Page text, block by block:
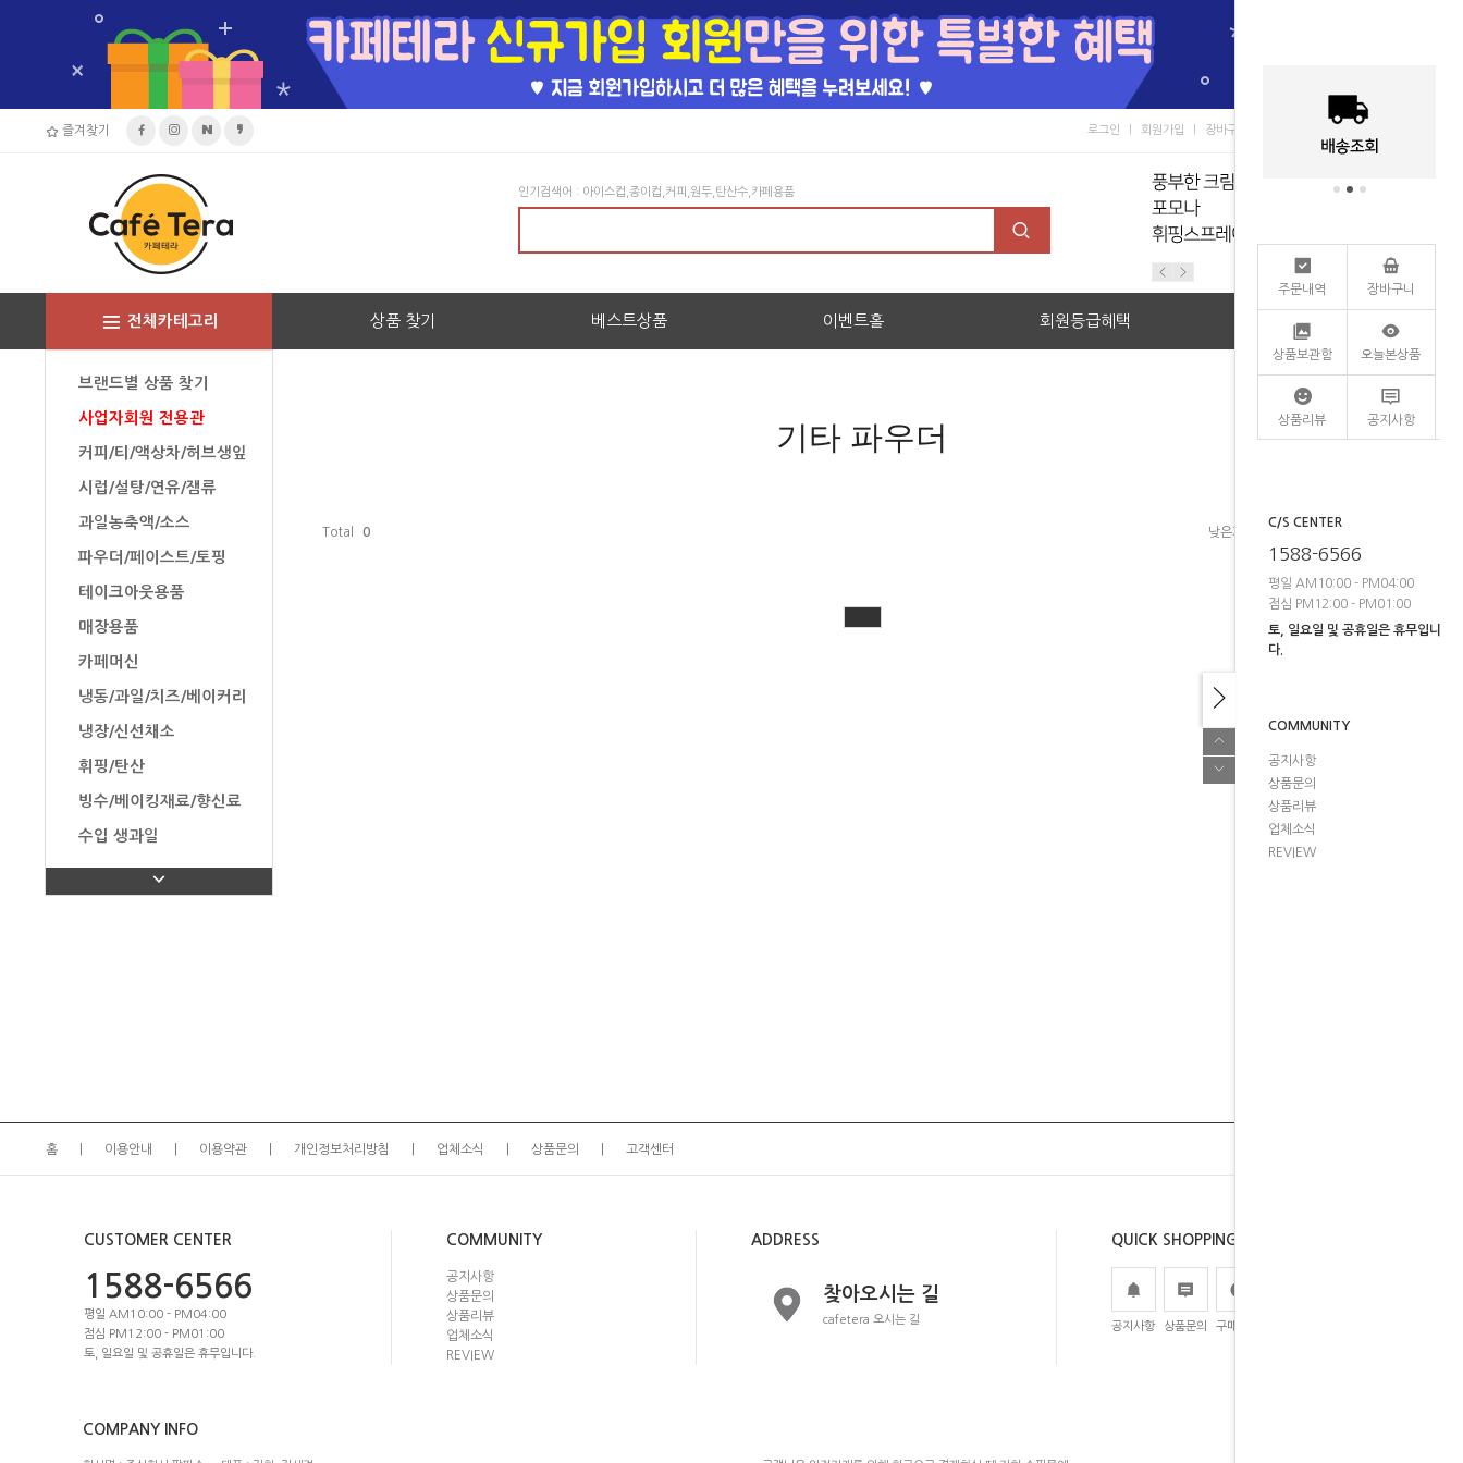
즐겨찾기 로그인 회원가입 장바구니
인기검색어 : 아이스컵,종이컵,커피,원두,탄산수,카페용품
상품 찾기 베스트상품 이벤트홀 회원등급혜택
전체카테고리
브랜드별 상품 찾기
사업자회원 전용관
커피/티/액상차/허브생잎
시럽/설탕/연유/잼류
과일농축액/소스
파우더/페이스트/토핑
테이크아웃용품
매장용품
카페머신
냉동/과일/치즈/베이커리
냉장/신선채소
휘핑/탄산
빙수/베이킹재료/향신료
수입 생과일
탄산수/음료/유제품/과자
기타 파우더
Total 0 낮은가격 높은가격
홈 이용안내 이용약관 개인정보처리방침 업체소식 상품문의 고객센터
CUSTOMER CENTER
1588-6566
평일 AM10:00 - PM04:00
점심 PM12:00 - PM01:00
토, 일요일 및 공휴일은 휴무입니다.
COMMUNITY
공지사항
상품문의
상품리뷰
업체소식
REVIEW
ADDRESS
찾아오시는 길
cafetera 오시는 길
QUICK SHOPPING
공지사항 상품문의 구매후기
COMPANY INFO
주문내역 장바구니
상품보관함 오늘본상품
상품리뷰 공지사항
C/S CENTER
1588-6566
평일 AM10:00 - PM04:00
점심 PM12:00 - PM01:00
토, 일요일 및 공휴일은 휴무입니
다.
COMMUNITY
공지사항
상품문의
상품리뷰
업체소식
REVIEW